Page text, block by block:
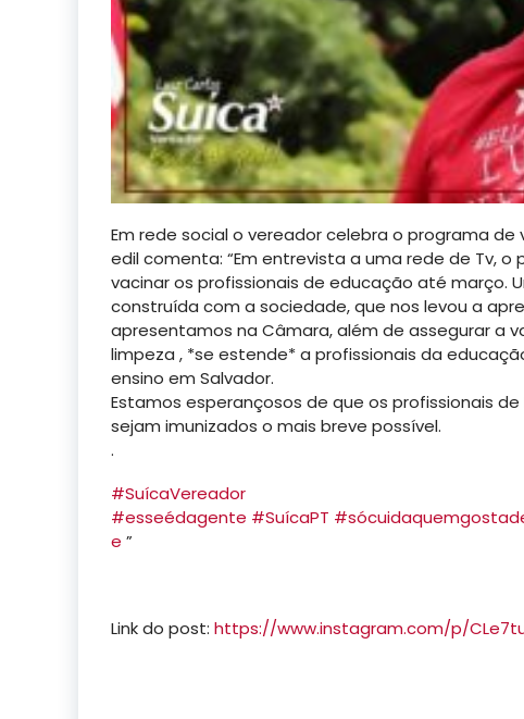
Em rede social o vereador celebra o programa
edil comenta: “Em entrevista a uma rede de Tv,
vacinar os profissionais de educação até março.
construída com a sociedade, que nos levou a
apresentamos na Câmara, além de assegurar a
limpeza , *se estende* a profissionais da
ensino em Salvador.
Estamos esperançosos de que os profissionais
sejam imunizados o mais breve possível.
.
#SuícaVereador
#esseédagente #SuícaPT
e ”
Link do post: https://www.instagram.com/p/